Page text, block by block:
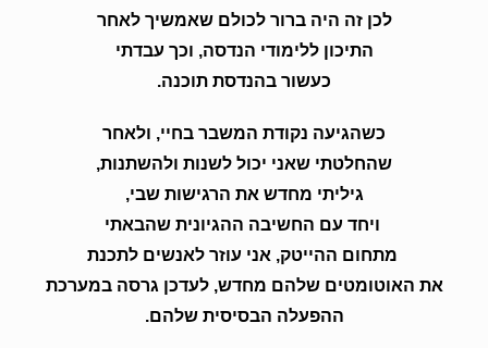
לכן זה היה ברור לכולם שאמשיך לאחר
התיכון ללימודי הנדסה, וכך עבדתי
כעשור בהנדסת תוכנה.
כשהגיעה נקודת המשבר בחיי, ולאחר
שהחלטתי שאני יכול לשנות ולהשתנות,
גיליתי מחדש את הרגישות שבי,
ויחד עם החשיבה ההגיונית שהבאתי
מתחום ההייטק, אני עוזר לאנשים לתכנת
את האוטומטים שלהם מחדש, לעדכן גרסה במערכת
ההפעלה הבסיסית שלהם.